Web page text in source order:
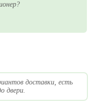
доставки, есть
двери.